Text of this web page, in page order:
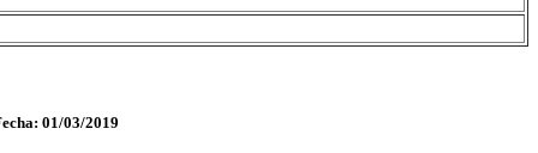
01/03/2019